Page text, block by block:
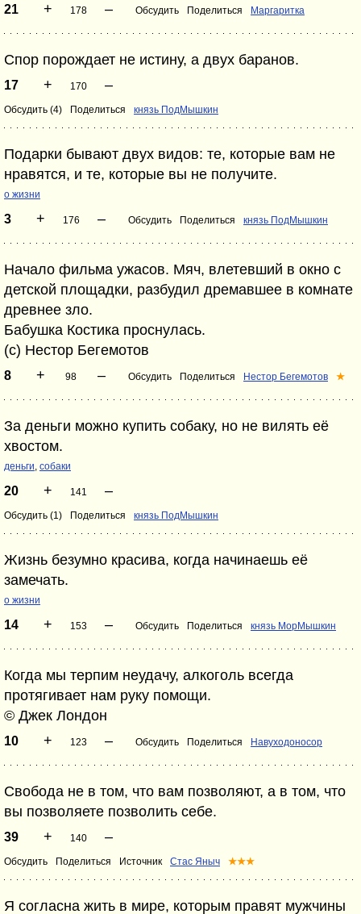
21 + 178 – Обсудить Поделиться Маргаритка
Спор порождает не истину, а двух баранов.
17 + 170 –
Обсудить (4) Поделиться князь ПодМышкин
Подарки бывают двух видов: те, которые вам не
нравятся, и те, которые вы не получите.
о жизни
3 + 176 – Обсудить Поделиться князь ПодМышкин
Начало фильма ужасов. Мяч, влетевший в окно с
детской площадки, разбудил дремавшее в комнате
древнее зло.
Бабушка Костика проснулась.
(c) Нестор Бегемотов
8 + 98 – Обсудить Поделиться Нестор Бегемотов ★
За деньги можно купить собаку, но не вилять её
хвостом.
деньги, собаки
20 + 141 –
Обсудить (1) Поделиться князь ПодМышкин
Жизнь безумно красива, когда начинаешь её
замечать.
о жизни
14 + 153 – Обсудить Поделиться князь МорМышкин
Когда мы терпим неудачу, алкоголь всегда
протягивает нам руку помощи.
© Джек Лондон
10 + 123 – Обсудить Поделиться Навуходоносор
Свобода не в том, что вам позволяют, а в том, что
вы позволяете позволить себе.
39 + 140 –
Обсудить Поделиться Источник Стас Яныч ★★★
Я согласна жить в мире, которым правят мужчины